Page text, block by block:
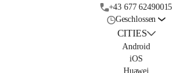
+43 677 62490015
Geschlossen
CITIES
Android
iOS
Huawei